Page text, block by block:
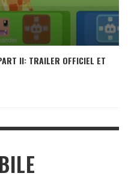
II: TRAILER OFFICIEL ET